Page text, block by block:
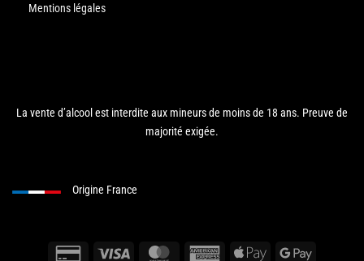
Mentions légales
La vente d’alcool est interdite aux mineurs de moins de 18 ans. Preuve de
majorité exigée.
Origine France